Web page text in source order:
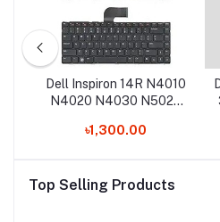
Dell Inspiron 14R N4010
N4020 N4030 N5020
NSK-DJD01 Laptop
৳1,300.00
Top Selling Products